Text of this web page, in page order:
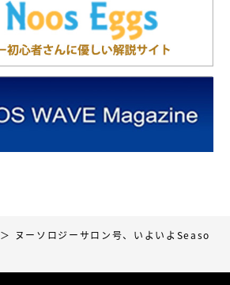
＞ ヌーソロジーサロン号、いよいよSeaso